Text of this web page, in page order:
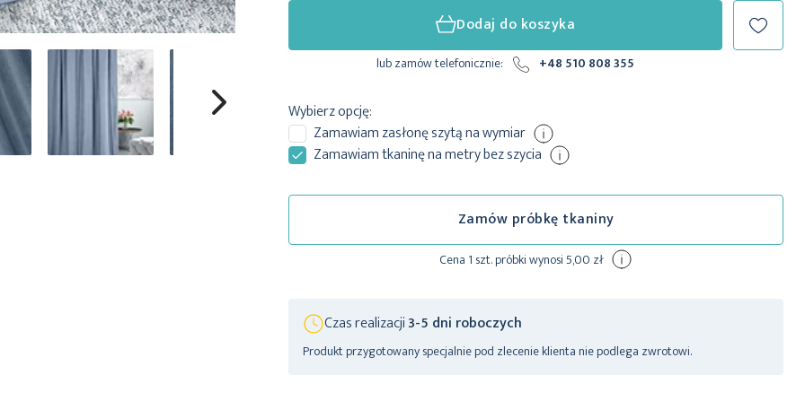
Dodaj do koszyka
lub zamów telefonicznie: +48 510 808 355
Wybierz opcję:
Zamawiamzasłonę szytąna wymiar
Zamawiam tkaninę na metry bez szycia
Zamów próbkę tkaniny
Cena 1 szt. próbki wynosi 5,00 zł
Czas realizacji3-5 dni roboczych
Produkt przygotowany specjalnie pod zlecenie klienta nie podlega zwrotowi.